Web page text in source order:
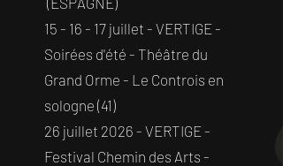
15 - 16 - 17 juillet - VERTIGE -
Soirées d'été - Théâtre du
Grand Orme - Le Controis en
sologne (41)
26 juillet 2026 - VERTIGE -
Festival Chemin des Arts -